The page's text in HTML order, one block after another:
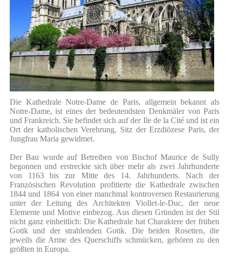
Die Kathedrale Notre-Dame de Paris, allgemein bekannt als
Notre-Dame, ist eines der bedeutendsten Denkmäler von Paris
und Frankreich. Sie befindet sich auf der Ile de la Cité und ist ein
Ort der katholischen Verehrung, Sitz der Erzdiözese Paris, der
Jungfrau Maria gewidmet.
Der Bau wurde auf Betreiben von Bischof Maurice de Sully
begonnen und erstreckte sich über mehr als zwei Jahrhunderte
von 1163 bis zur Mitte des 14. Jahrhunderts. Nach der
Französischen Revolution profitierte die Kathedrale zwischen
1844 und 1864 von einer manchmal kontroversen Restaurierung
unter der Leitung des Architekten Viollet-le-Duc, der neue
Elemente und Motive einbezog. Aus diesen Gründen ist der Stil
nicht ganz einheitlich: Die Kathedrale hat Charaktere der frühen
Gotik und der strahlenden Gotik. Die beiden Rosetten, die
jeweils die Arme des Querschiffs schmücken, gehören zu den
größten in Europa.